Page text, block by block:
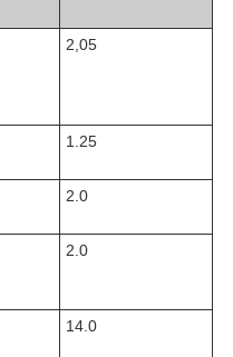
2,05
1.25
2.0
2.0
14.0